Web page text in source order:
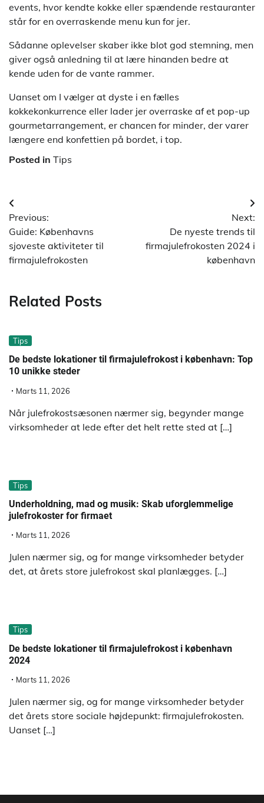
events, hvor kendte kokke eller spændende restauranter
står for en overraskende menu kun for jer.
Sådanne oplevelser skaber ikke blot god stemning, men
giver også anledning til at lære hinanden bedre at
kende uden for de vante rammer.
Uanset om I vælger at dyste i en fælles
kokkekonkurrence eller lader jer overraske af et pop-up
gourmetarrangement, er chancen for minder, der varer
længere end konfettien på bordet, i top.
Posted in Tips
Indlægsnavigation
Previous:
Guide: Københavns
sjoveste aktiviteter til
firmajulefrokosten
Next:
De nyeste trends til
firmajulefrokosten 2024 i
københavn
Related Posts
Tips
De bedste lokationer til firmajulefrokost i københavn: Top
10 unikke steder
Marts 11, 2026
Når julefrokostsæsonen nærmer sig, begynder mange
virksomheder at lede efter det helt rette sted at […]
Tips
Underholdning, mad og musik: Skab uforglemmelige
julefrokoster for firmaet
Marts 11, 2026
Julen nærmer sig, og for mange virksomheder betyder
det, at årets store julefrokost skal planlægges. […]
Tips
De bedste lokationer til firmajulefrokost i københavn
2024
Marts 11, 2026
Julen nærmer sig, og for mange virksomheder betyder
det årets store sociale højdepunkt: firmajulefrokosten.
Uanset […]